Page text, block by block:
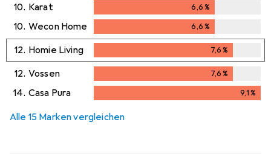
10. Karat 6,6%
10. Wecon Home 6,6%
12. Homie Living 7,6%
7,6%
12. Vossen 7,6%
7,6%
14. Casa Pura 9,1%
Alle 15 Marken vergleichen